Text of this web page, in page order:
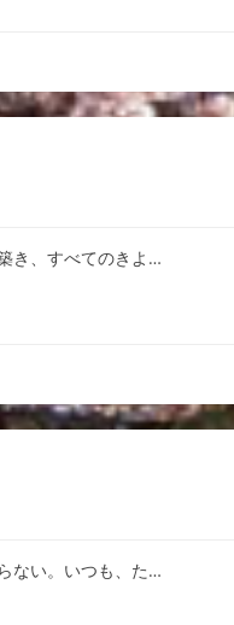
き、すべてのきよ…
ない。いつも、た…